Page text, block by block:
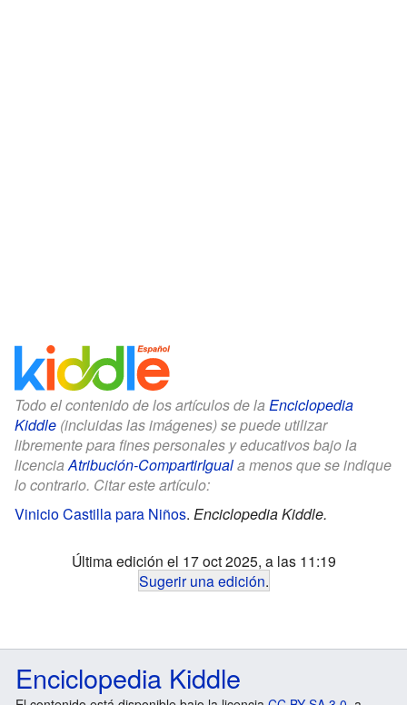
Todo el contenido de los artículos de la Enciclopedia
Kiddle (incluidas las imágenes) se puede utilizar
libremente para fines personales y educativos bajo la
licenciaAtribución-CompartirIguala menos que se indique
lo contrario. Citar este artículo:
Vinicio Castilla para Niños. Enciclopedia Kiddle.
Última edición el 17 oct 2025, a las 11:19
Sugerir una edición.
Enciclopedia Kiddle